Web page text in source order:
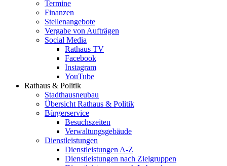
Termine
Finanzen
Stellenangebote
Vergabe von Aufträgen
Social Media
Rathaus TV
Facebook
Instagram
YouTube
Rathaus & Politik
Stadthausneubau
Übersicht Rathaus & Politik
Bürgerservice
Besuchszeiten
Verwaltungsgebäude
Dienstleistungen
Dienstleistungen A-Z
Dienstleistungen nach Zielgruppen